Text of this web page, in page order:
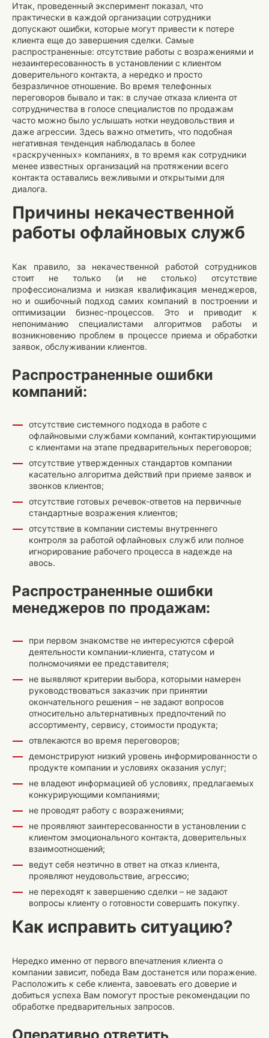
Итак, проведенный эксперимент показал, что
практически в каждой организации сотрудники
допускают ошибки, которые могут привести к потере
клиента еще до завершения сделки. Самые
распространенные: отсутствие работы с возражениями и
незаинтересованность в установлении с клиентом
доверительного контакта, а нередко и просто
безразличное отношение. Во время телефонных
переговоров бывало и так: в случае отказа клиента от
сотрудничества в голосе специалистов по продажам
часто можно было услышать нотки неудовольствия и
даже агрессии. Здесь важно отметить, что подобная
негативная тенденция наблюдалась в более
«раскрученных» компаниях, в то время как сотрудники
менее известных организаций на протяжении всего
контакта оставались вежливыми и открытыми для
диалога.
Причины некачественной
работы офлайновых служб
Как правило, за некачественной работой сотрудников
стоит не только (и не столько) отсутствие
профессионализма и низкая квалификация менеджеров,
но и ошибочный подход самих компаний в построении и
оптимизации бизнес-процессов. Это и приводит к
непониманию специалистами алгоритмов работы и
возникновению проблем в процессе приема и обработки
заявок, обслуживании клиентов.
Распространенные ошибки
компаний:
отсутствие системного подхода в работе с
офлайновыми службами компаний, контактирующими
с клиентами на этапе предварительных переговоров;
отсутствие утвержденных стандартов компании
касательно алгоритма действий при приеме заявок и
звонков клиентов;
отсутствие готовых речевок-ответов на первичные
стандартные возражения клиентов;
отсутствие в компании системы внутреннего
контроля за работой офлайновых служб или полное
игнорирование рабочего процесса в надежде на
авось.
Распространенные ошибки
менеджеров по продажам:
при первом знакомстве не интересуются сферой
деятельности компании-клиента, статусом и
полномочиями ее представителя;
не выявляют критерии выбора, которыми намерен
руководствоваться заказчик при принятии
окончательного решения – не задают вопросов
относительно альтернативных предпочтений по
ассортименту, сервису, стоимости продукта;
отвлекаются во время переговоров;
демонстрируют низкий уровень информированности о
продукте компании и условиях оказания услуг;
не владеют информацией об условиях, предлагаемых
конкурирующими компаниями;
не проводят работу с возражениями;
не проявляют заинтересованности в установлении с
клиентом эмоционального контакта, доверительных
взаимоотношений;
ведут себя неэтично в ответ на отказ клиента,
проявляют неудовольствие, агрессию;
не переходят к завершению сделки – не задают
вопросы клиенту о готовности совершить покупку.
Как исправить ситуацию?
Нередко именно от первого впечатления клиента о
компании зависит, победа Вам достанется или поражение.
Расположить к себе клиента, завоевать его доверие и
добиться успеха Вам помогут простые рекомендации по
обработке предварительных запросов.